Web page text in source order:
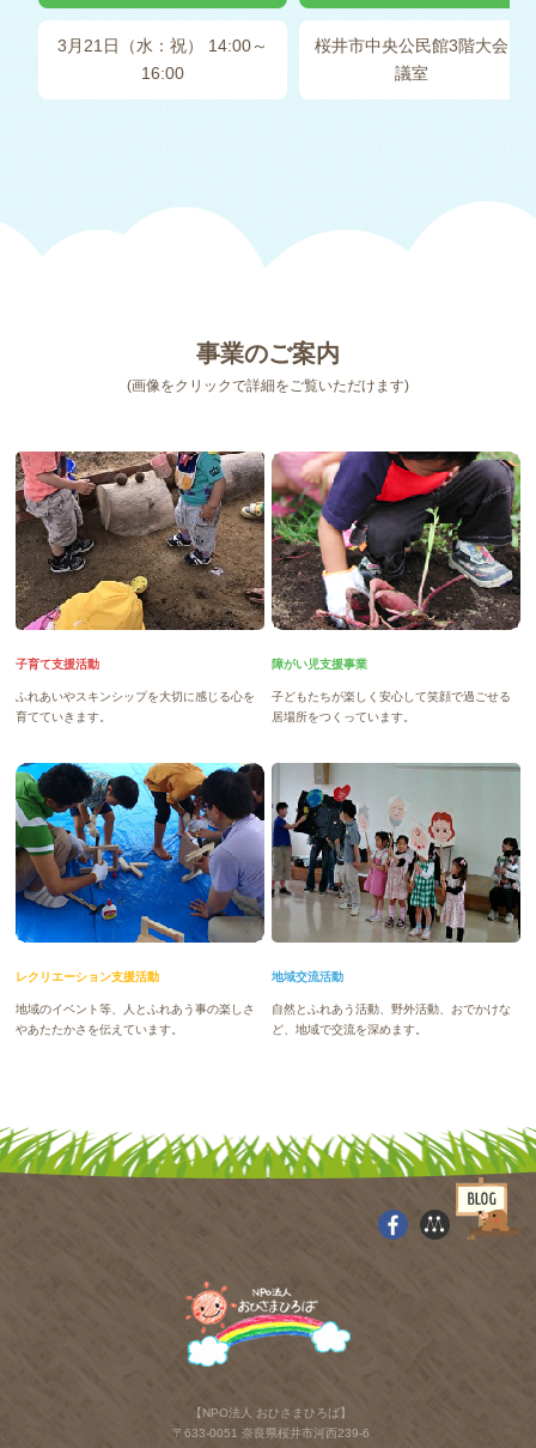
3月21日（水：祝） 14:00～
16:00
桜井市中央公民館3階大会
議室
事業のご案内
(画像をクリックで詳細をご覧いただけます)
子育て支援活動
ふれあいやスキンシップを大切に感じる心を
育てていきます。
障がい児支援事業
子どもたちが楽しく安心して笑顔で過ごせる
居場所をつくっています。
レクリエーション支援活動
地域のイベント等、人とふれあう事の楽しさ
やあたたかさを伝えています。
地域交流活動
自然とふれあう活動、野外活動、おでかけな
ど、地域で交流を深めます。
【NPO法人 おひさまひろば】
〒633-0051 奈良県桜井市河西239-6